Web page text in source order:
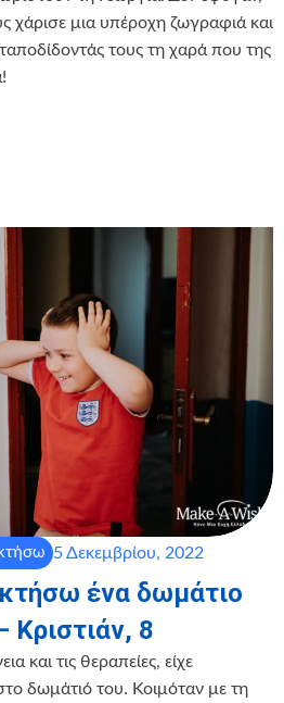
χάρισε μια υπέροχη ζωγραφιά και
τους τη χαρά που της
5 Δεκεμβρίου, 2022
ένα δωμάτιο
Κριστιάν, 8
και τις θεραπείες, είχε
δωμάτιό του. Κοιμόταν με τη